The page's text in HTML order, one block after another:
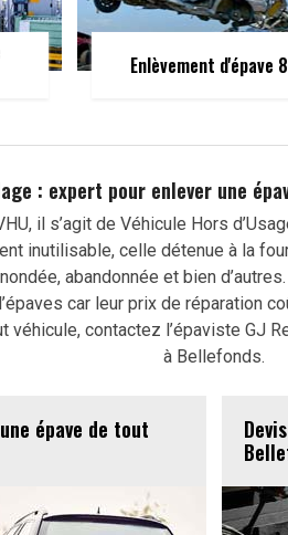
Enlèvement d'épave
: expert pour enlever une
il s’agit de Véhicule Hors
inutilisable, celle détenue à la
abandonnée et bien
car leur prix de réparation
véhicule, contactez l’épaviste GJ
à Bellefonds.
épave de tout